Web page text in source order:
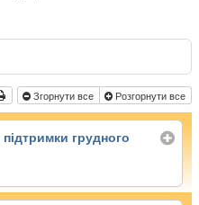
Згорнути все Розгорнути все
грудного